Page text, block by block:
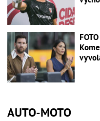
AUTO-MOTO